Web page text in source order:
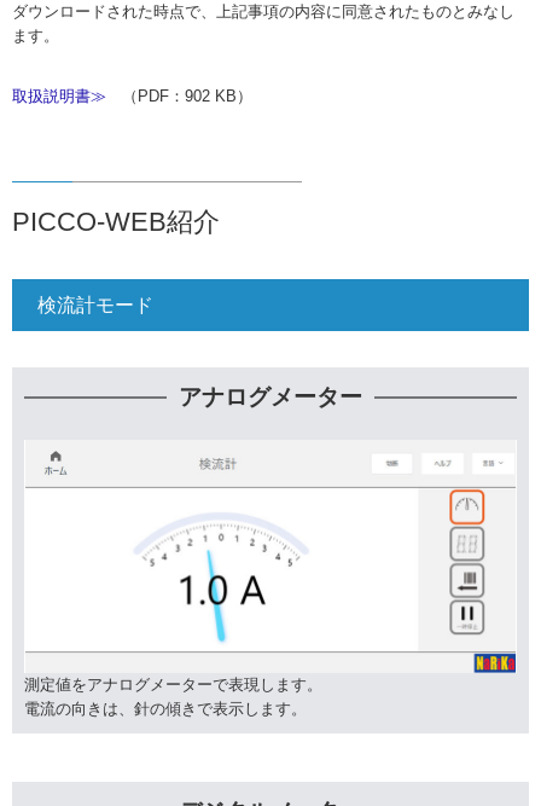
ダウンロードされた時点で、上記事項の内容に同意されたものとみなし
ます。
取扱説明書≫ （PDF：902 KB）
PICCO-WEB紹介
検流計モード
アナログメーター
測定値をアナログメーターで表現します。
電流の向きは、針の傾きで表示します。